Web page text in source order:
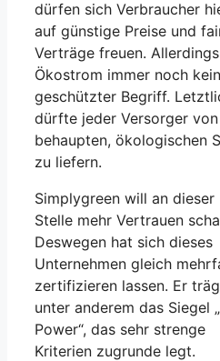
dürfen sich Verbraucher
auf günstige Preise und
Verträge freuen.
Ökostrom immer noch kein
geschützter Begriff.
dürfte jeder Versorger
behaupten, ökologischen
zu liefern.
Simplygreen will an dieser
Stelle mehr Vertrauen
Deswegen hat sich dieses
Unternehmen gleich
zertifizieren lassen. Er
unter anderem das Siegel
Power“, das sehr strenge
Kriterien zugrunde legt.